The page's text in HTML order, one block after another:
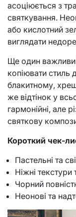
асоціюється з
святкування.
або кислотний
виглядати
Ще один
копіювати
блакитному,
же відтінок у
гармонійні, але
святкову
Короткий чек-
Пастельні та
Ніжні текстури
Чорний
Неонові та